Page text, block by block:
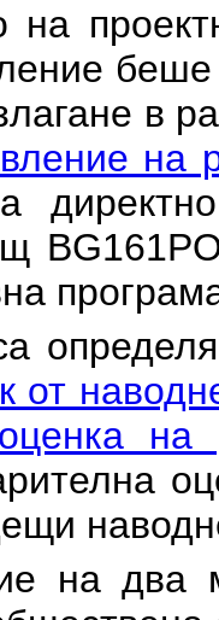
на
в
на
от
на
на два